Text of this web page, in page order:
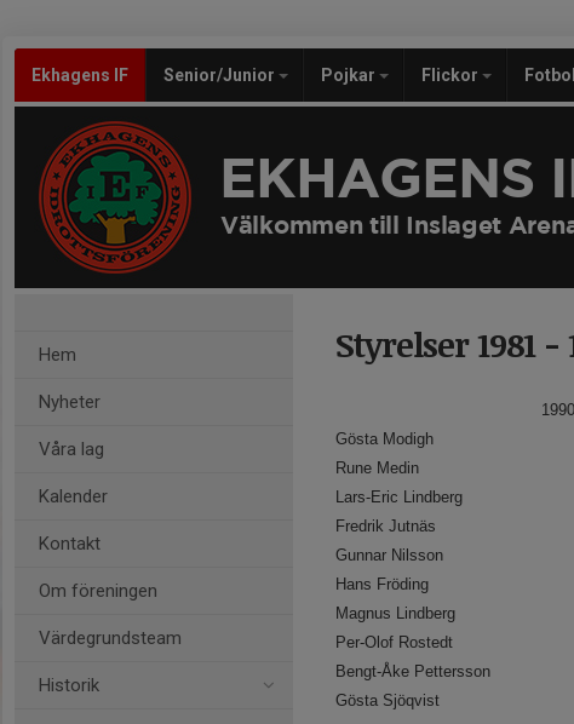
Ekhagens IF Senior/Junior Pojkar Flickor
EKHAGENS
Välkommen till Inslaget
Hem
Nyheter
Våra lag
Kalender
Kontakt
Om föreningen
Värdegrundsteam
Historik
Styrelser 1981 -
1990
Gösta Modigh
Rune Medin
Lars-Eric Lindberg
Fredrik Jutnäs
Gunnar Nilsson
Hans Fröding
Magnus Lindberg
Per-Olof Rostedt
Bengt-Åke Pettersson
Gösta Sjöqvist